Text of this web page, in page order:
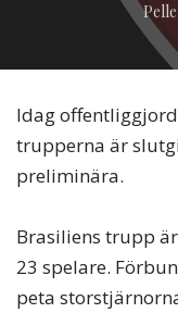
Pelle
Idag
trupperna är
preliminära.
Brasiliens trupp
23 spelare.
peta